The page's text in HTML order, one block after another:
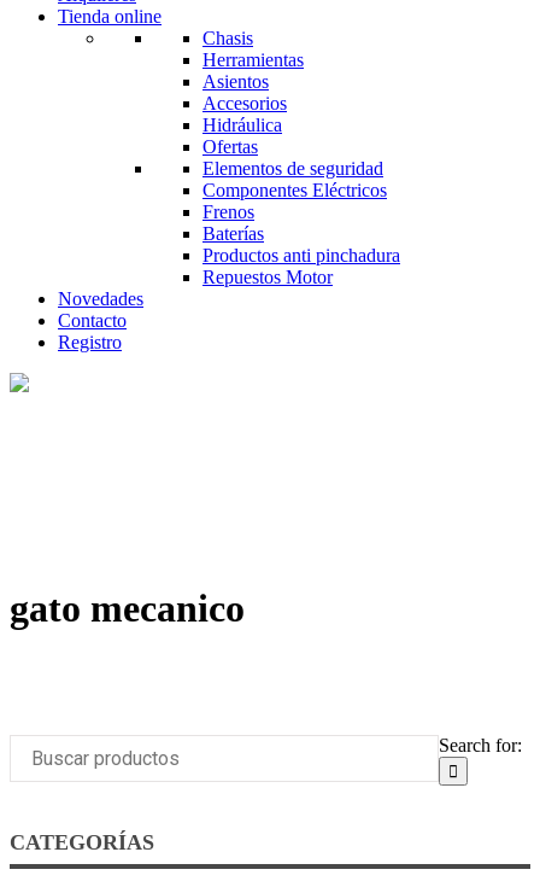
Tienda online
Chasis
Herramientas
Asientos
Accesorios
Hidráulica
Ofertas
Elementos de seguridad
Componentes Eléctricos
Frenos
Baterías
Productos anti pinchadura
Repuestos Motor
Novedades
Contacto
Registro
gato mecanico
Search for:
CATEGORÍAS